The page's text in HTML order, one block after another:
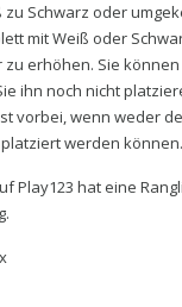
Schwarz oder
mit Weiß oder
erhöhen. Sie
ihn noch nicht
vorbei, wenn weder
werden können.
Play123 hat eine